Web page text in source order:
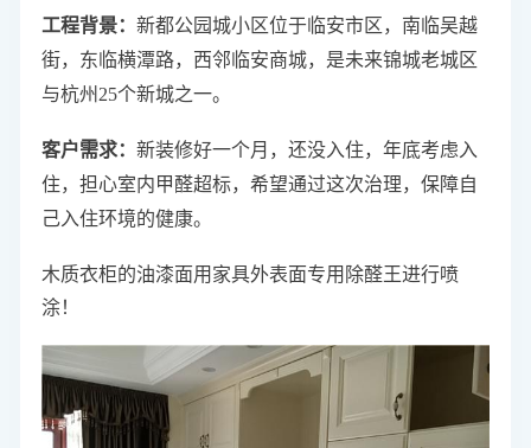
工程背景： 新都公园城小区位于临安市区，南临吴越
街，东临横潭路，西邻临安商城，是未来锦城老城区
与杭州25个新城之一。
客户需求： 新装修好一个月，还没入住，年底考虑入
住，担心室内甲醛超标，希望通过这次治理，保障自
己入住环境的健康。
木质衣柜的油漆面用家具外表面专用除醛王进行喷
涂！